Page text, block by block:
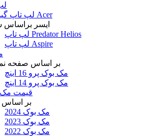
لپ تاپ گیمینگ Acer
ایسر
لپ تاپ Predator Helios
لپ تاپ Aspire
بر اساس صفحه
مک بوک پرو 16 اینچ
مک بوک پرو 14 اینچ
قیمت
بر
مک بوک 2024
مک بوک 2023
مک بوک 2022